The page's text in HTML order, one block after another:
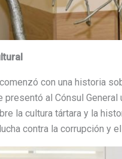
con una historia
presentó al Cónsul
la cultura tártara y la
contra la corrupción y